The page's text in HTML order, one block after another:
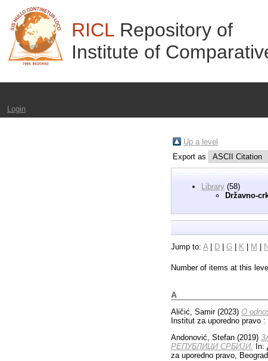
RICL Repository of
Institute of
Login
Up a level
Export as
Library (58)
Državno-
Jump to: A | D | G | K | M |
Number of items at this
A
Aličić, Samir(2023) O
Institut za uporedno pravo
Andonović, Stefan (2019)
РЕПУБЛИЦИ СРБИЈИ.
In:
za uporedno pravo,